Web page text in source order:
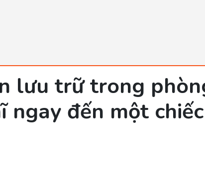
lưu trữ trong
ngay đến một chiếc